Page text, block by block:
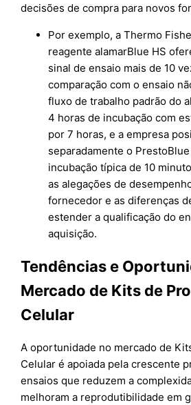
decisões de compra para novos
Por exemplo, a Thermo
reagente alamarBlue HS
sinal de ensaio mais de 10
comparação com o ensaio
fluxo de trabalho padrão do
4 horas de incubação com
por 7 horas, e a empresa
separadamente o
incubação típica de 10
as alegações de
fornecedor e as diferenças
estender a qualificação do
aquisição.
Tendências e
Mercado de Kits de
Celular
A oportunidade no mercado de
Celular é apoiada pela crescente
ensaios que reduzem a
melhoram a reprodutibilidade em